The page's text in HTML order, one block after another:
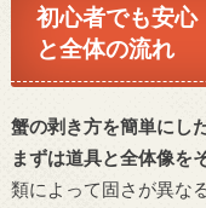
初心者でも安心
と全体の流れ
蟹の剥き方を簡単にし
まずは道具と全体像を
類によって固さが異な